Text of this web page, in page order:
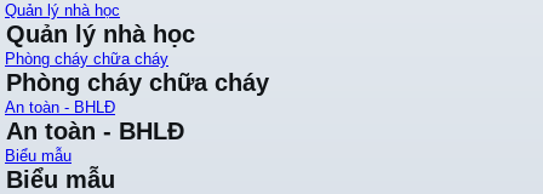
Quản lý nhà học
Quản lý nhà học
Phòng cháy chữa cháy
Phòng cháy chữa cháy
An toàn - BHLĐ
An toàn - BHLĐ
Biểu mẫu
Biểu mẫu